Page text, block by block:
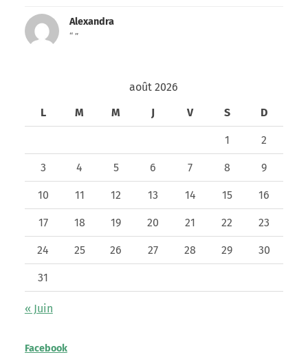
Alexandra
“ ”
août 2026
L
M M J V S D
1 2
3 4 5 6 7 8 9
10 11 12 13 14 15 16
17 18 19 20 21 22 23
24 25 26 27 28 29 30
31
« Juin
Facebook